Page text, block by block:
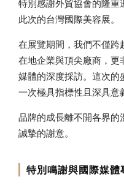
國
際
美
容
展，
特別感謝外貿協會的隆重
此次的台灣國際美容展。
在展覽期間，我們不僅
在地企業與頂尖廠商，更
媒體的深度採訪。這次的
一次極具指標性且深具意
品牌的成長離不開各界
誠摯的謝意。
特別鳴謝與國際媒體